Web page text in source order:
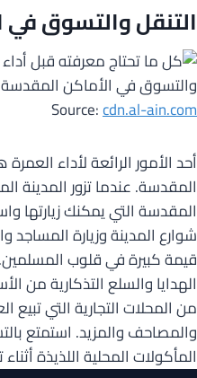
التنقل والتسوق
Source:cdn.al-ain.com
أحد الأمور الرائعة لأداء
المقدسة. عندما تزور المدينة
المقدسة التي يمكنك
شوارع المدينة وزيارة
قيمة كبيرة في قلوب
الهدايا والسلع التذكارية من
من المحلات التجارية التي تبيع
والمصاحف والمزيد. استمتع
المأكولات المحلية اللذيذة